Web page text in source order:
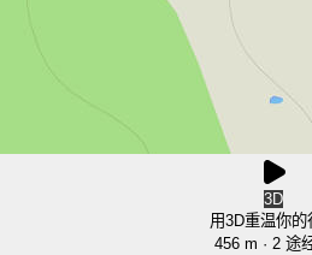
3D
用3D重温你的
456 m · 2 途